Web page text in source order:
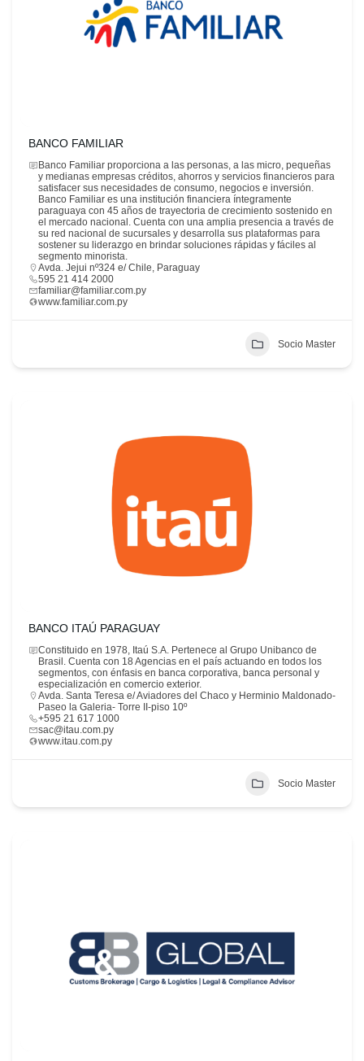
BANCO FAMILIAR
Banco Familiar proporciona a las personas, a las micro, pequeñas
y medianas empresas créditos, ahorros y servicios financieros para
satisfacer sus necesidades de consumo, negocios e inversión.
Banco Familiar es una institución financiera íntegramente
paraguaya con 45 años de trayectoria de crecimiento sostenido en
el mercado nacional. Cuenta con una amplia presencia a través de
su red nacional de sucursales y desarrolla sus plataformas para
sostener su liderazgo en brindar soluciones rápidas y fáciles al
segmento minorista.
Avda. Jejui nº324 e/ Chile, Paraguay
595 21 414 2000
familiar@familiar.com.py
www.familiar.com.py
Socio Master
BANCO ITAÚ PARAGUAY
Constituido en 1978, Itaú S.A. Pertenece al Grupo Unibanco de
Brasil. Cuenta con 18 Agencias en el país actuando en todos los
segmentos, con énfasis en banca corporativa, banca personal y
especialización en comercio exterior.
Avda. Santa Teresa e/ Aviadores del Chaco y Herminio Maldonado-
Paseo la Galeria- Torre II-piso 10º
+595 21 617 1000
sac@itau.com.py
www.itau.com.py
Socio Master